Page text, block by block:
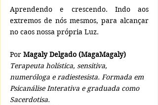
Aprendendo e crescendo. Indo aos
extremos de nós mesmos, para alcançar
no caos nossa própria Luz.
Por Magaly Delgado (MagaMagaly)
Terapeuta holística, sensitiva,
numeróloga e radiestesista. Formada em
Psicanálise Interativa e graduada como
Sacerdotisa.